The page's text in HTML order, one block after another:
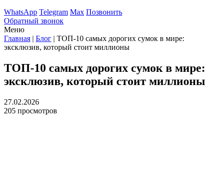
WhatsApp Telegram Max Позвонить
Обратный звонок
Меню
Главная | Блог | ТОП-10 самых дорогих сумок в мире:
эксклюзив, который стоит миллионы
ТОП-10 самых дорогих сумок в мире:
эксклюзив, который стоит миллионы
27.02.2026
205 просмотров